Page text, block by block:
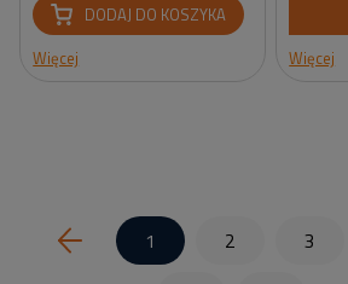
DODAJ DO KOSZYKA
Więcej
Więcej
1 2 3